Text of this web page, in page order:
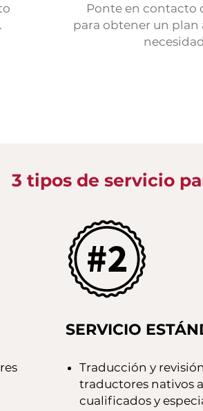
Ponte en contacto
para obtener un plan
3 tipos de servicio
SERVICIO
Traducción y
traductores nativos
cualificados y